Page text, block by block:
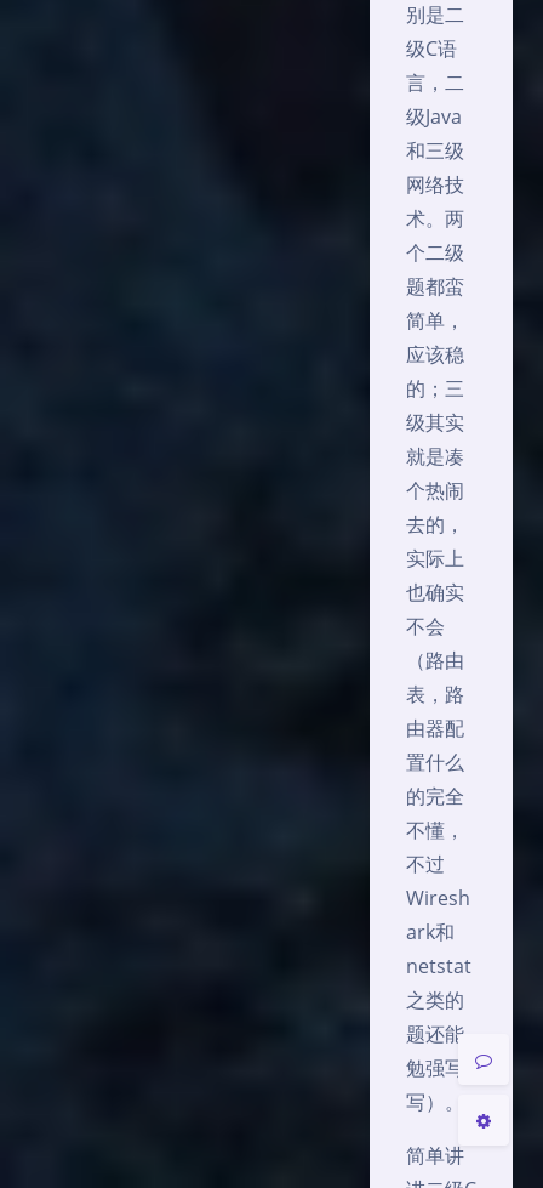
Serif
别是二
级C语
言，二
级Java
和三级
网络技
术。两
个二级
题都蛮
简单，
应该稳
的；三
级其实
就是凑
个热闹
去的，
实际上
也确实
不会
（路由
表，路
由器配
置什么
的完全
不懂，
不过
Wiresh
ark和
netstat
之类的
题还能
勉强写
写）。
简单讲